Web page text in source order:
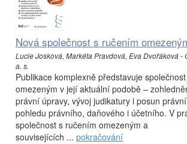
Nová společnost s ručením
Lucie Josková, Markéta Pravdová, Eva Dvořáková -
a. s.
Publikace komplexně představuje
omezeným v její aktuální podobě –
právní úpravy, vývoj judikatury i posun
pohledu právního, daňového i účetního. V
společnost s ručením omezeným a
souvisejících ... pokračování